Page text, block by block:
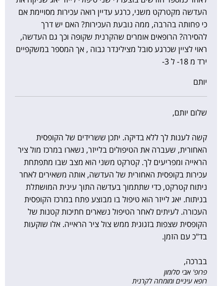
העדשה מקטרקט משני, כרגע עדיין רואה עכירות מסויימת אם
כי פחותה בהרבה, ממה נובעת העכירות? האם יש דרך
להסירה? הרופאים אומרים שהקרנית שקופה וכך גם העדשה,
ראוי לציין שכרגע סובל מצילינדר גבוה , אך המספר במשקפיים
ירד מ 18- ל 3-
יותם
שלום יותם,
קשה לענות לך ללא בדיקה. יתכן ששרידים של הקופסית
האחורית, שעברה את הטיפולים בלייזר, נשארו במרכז מול ציר
הראייה ומפריעים לך. קטרקט משני הוא מצב שבו מתפתחת
עכירות בקופסית האחורית של העדשה, אותה משאירים לאחר
ניתוח קטרקט, כדי שתתמוך בעדשה התוך עינית המושתלת
בניתוח. יאג לייזר הוא טיפול בו מבוצע פתח במרכז הקופסית
העכורה. לעיתים לאחר הטיפול נשארים חתיכות קטנות של
הקופסית שצפות בזגוגית ממש צול ציר הראייה. אלו שוקעות
בד"כ עם הזמן.
בברכה,
פרופ' אבי סלומון
רופא עיניים ומומחה לקרנית